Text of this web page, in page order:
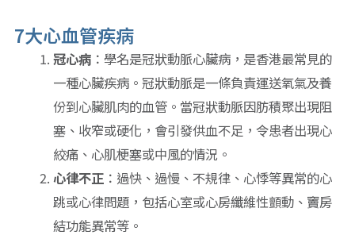
7大心血管疾病
冠心病 ：學名是冠狀動脈心臟病，是香港最常見的
一種心臟疾病。冠狀動脈是一條負責運送氧氣及養
份到心臟肌肉的血管。當冠狀動脈因肪積聚出現阻
塞、收窄或硬化，會引發供血不足，令患者出現心
絞痛、心肌梗塞或中風的情況。
心律不正 ：過快、過慢、不規律、心悸等異常的心
跳或心律問題，包括心室或心房纖維性顫動、竇房
結功能異常等。